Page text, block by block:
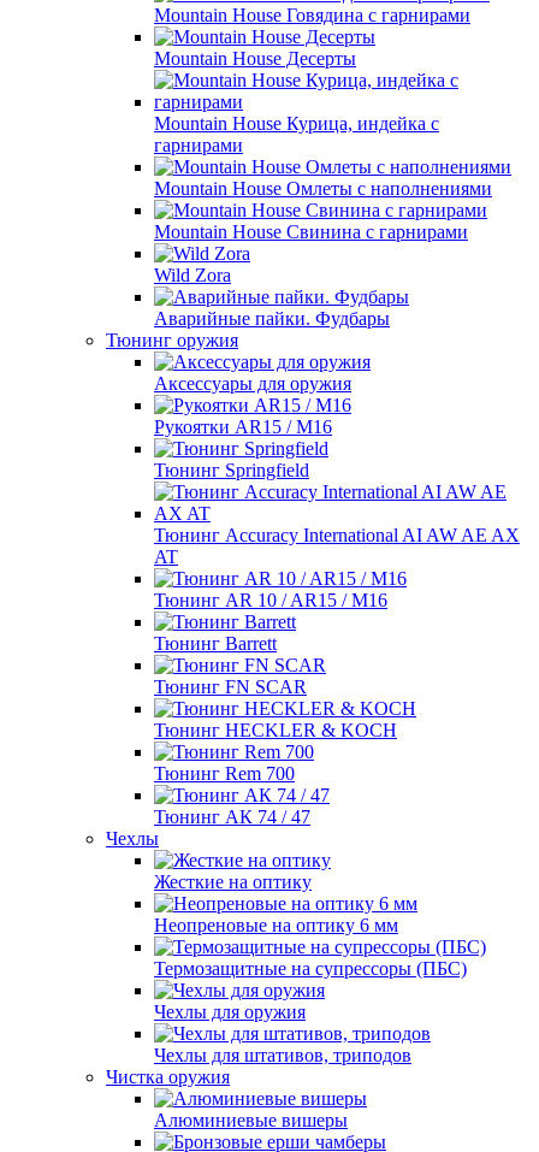
Mountain House Говядина с гарнирами
Mountain House Десерты
Mountain House Курица, индейка с
гарнирами
Mountain House Омлеты с наполнениями
Mountain House Свинина с гарнирами
Wild Zora
Аварийные пайки. Фудбары
Тюнинг оружия
Аксессуары для оружия
Рукоятки AR15 / M16
Тюнинг Springfield
Тюнинг Accuracy International AI AW AE AX
AT
Тюнинг AR 10 / AR15 / M16
Тюнинг Barrett
Тюнинг FN SCAR
Тюнинг HECKLER & KOCH
Тюнинг Rem 700
Тюнинг АК 74 / 47
Чехлы
Жесткие на оптику
Неопреновые на оптику 6 мм
Термозащитные на супрессоры (ПБС)
Чехлы для оружия
Чехлы для штативов, триподов
Чистка оружия
Алюминиевые вишеры